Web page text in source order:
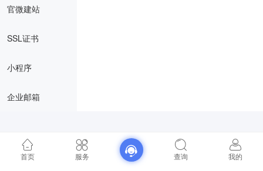
官微建站
SSL证书
小程序
企业邮箱
首页 服务 查询 我的